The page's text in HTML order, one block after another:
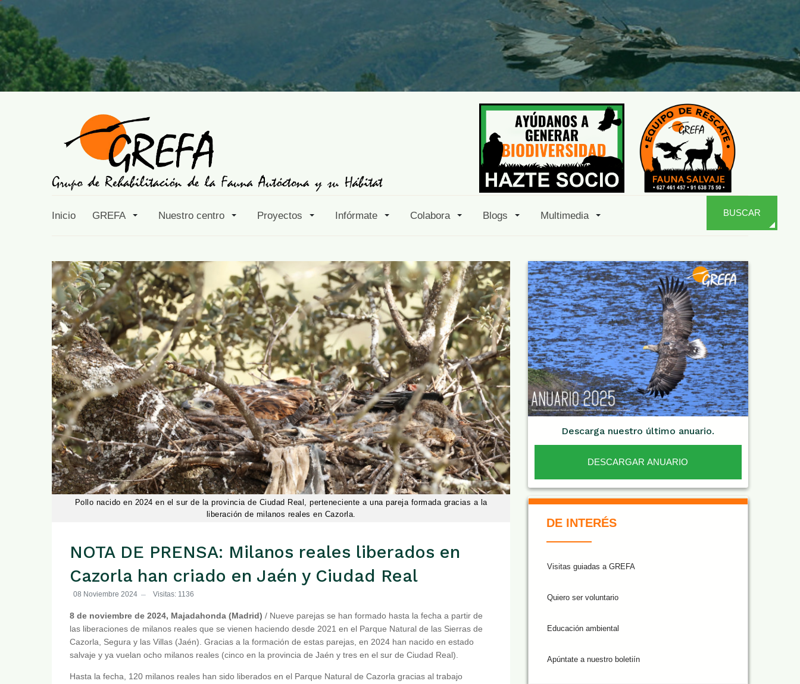
Inicio GREFA Nuestro centro Proyectos Infórmate Colabora Blogs Multimedia BUSCAR
Pollo nacido en 2024 en el sur de la provincia de Ciudad Real, perteneciente a una pareja formada gracias a la
liberación de milanos reales en Cazorla.
NOTA DE PRENSA: Milanos reales liberados en
Cazorla han criado en Jaén y Ciudad Real
08 Noviembre 2024 Visitas: 1136
8 de noviembre de 2024, Majadahonda (Madrid) / Nueve parejas se han formado hasta la fecha a partir de
las liberaciones de milanos reales que se vienen haciendo desde 2021 en el Parque Natural de las Sierras de
Cazorla, Segura y las Villas (Jaén). Gracias a la formación de estas parejas, en 2024 han nacido en estado
salvaje y ya vuelan ocho milanos reales (cinco en la provincia de Jaén y tres en el sur de Ciudad Real).
Hasta la fecha, 120 milanos reales han sido liberados en el Parque Natural de Cazorla gracias al trabajo
Descarga nuestro último anuario.
DESCARGAR ANUARIO
DE INTERÉS
Visitas guiadas a GREFA
Quiero ser voluntario
Educación ambiental
Apúntate a nuestro boletiín